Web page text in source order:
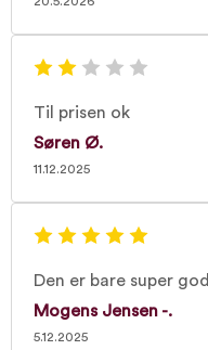
Til prisen ok
Søren Ø.
11.12.2025
Den er bare super god
Mogens Jensen -.
5.12.2025